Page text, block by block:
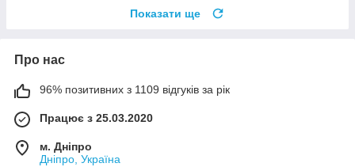
Показати ще
Про нас
96% позитивних з 1109 відгуків за рік
Працює з 25.03.2020
м. Дніпро
Дніпро, Україна